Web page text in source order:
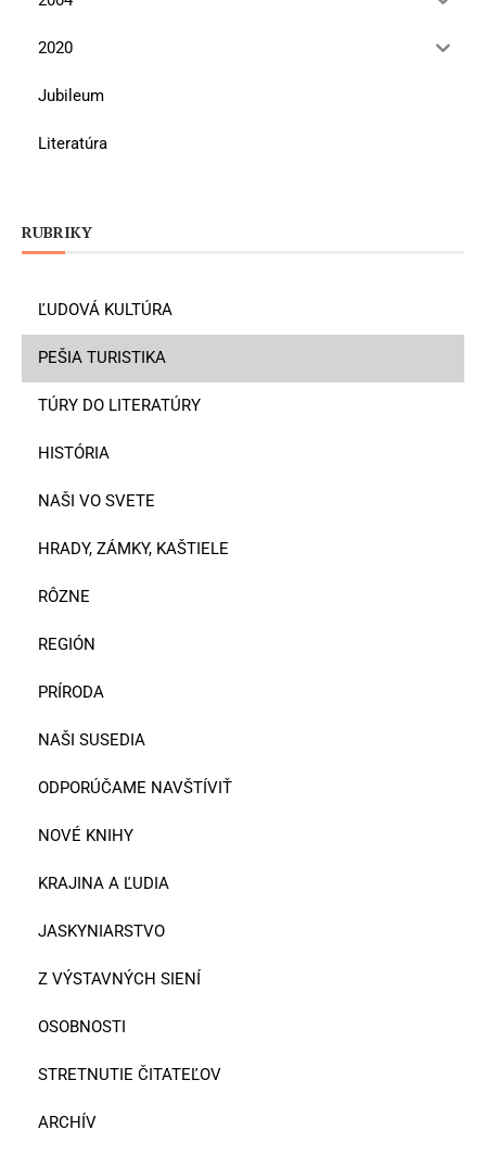
2020
Jubileum
Literatúra
RUBRIKY
ĽUDOVÁ KULTÚRA
PEŠIA TURISTIKA
TÚRY DO LITERATÚRY
HISTÓRIA
NAŠI VO SVETE
HRADY, ZÁMKY, KAŠTIELE
RÔZNE
REGIÓN
PRÍRODA
NAŠI SUSEDIA
ODPORÚČAME NAVŠTÍVIŤ
NOVÉ KNIHY
KRAJINA A ĽUDIA
JASKYNIARSTVO
Z VÝSTAVNÝCH SIENÍ
OSOBNOSTI
STRETNUTIE ČITATEĽOV
ARCHÍV